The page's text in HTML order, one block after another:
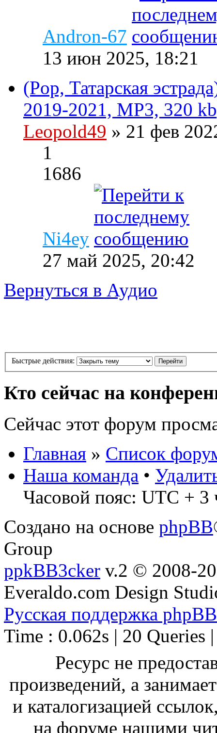
Andron-67
13 июн 2025, 18:21
(Pop, Татарская
2019-2021, MP3, 320
Leopold49 » 21 фев
1
1686
Ni4ey
27 май 2025, 20:42
Вернуться в Аудио
Быстрые действия:
Кто сейчас на
Сейчас этот форум
Главная » Список
Наша команда •
Часовой пояс: UTC + 3
Создано на основе phpBB
Group
ppkBB3cker v.2 © 2008-
Everaldo.com Design
Русская поддержка phpBB
Time : 0.062s | 20 Queries
Ресурс не
произведений, а
и каталогизацией
на форуме нашими